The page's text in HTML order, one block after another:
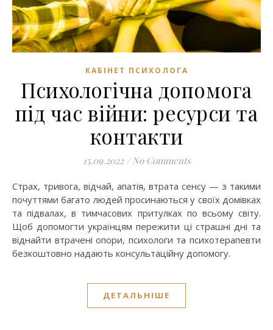
КАБІНЕТ ПСИХОЛОГА
Психологічна допомога
під час війни: ресурси та
контакти
15.09.2022 / No Comments
Страх, тривога, відчай, апатія, втрата сенсу — з такими
почуттями багато людей просинаються у своїх домівках
та підвалах, в тимчасових притулках по всьому світу.
Щоб допомогти українцям пережити ці страшні дні та
віднайти втрачені опори, психологи та психотерапевти
безкоштовно надають консультаційну допомогу.
ДЕТАЛЬНІШЕ